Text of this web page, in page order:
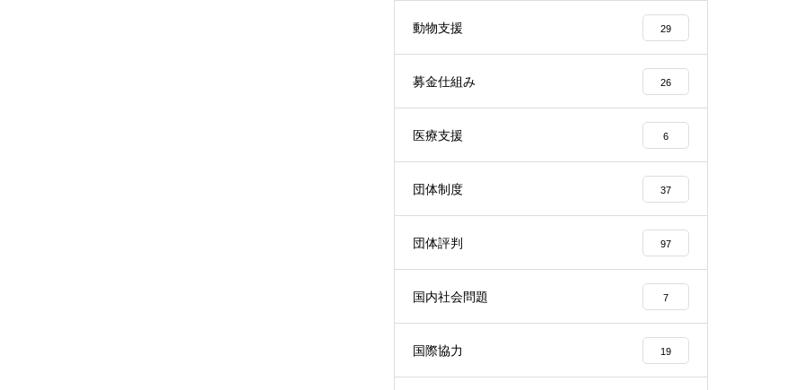
動物支援 29
募金仕組み 26
医療支援 6
団体制度 37
団体評判 97
国内社会問題 7
国際協力 19